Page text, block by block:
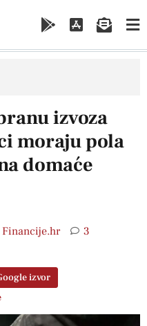
izvoza
moraju pola
domaće
Financije.hr 3
izvor